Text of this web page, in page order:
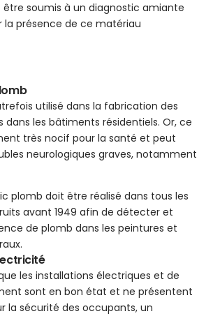
soumis à un diagnostic amiante
présence de ce matériau
utilisé dans la fabrication des
dans les bâtiments résidentiels. Or, ce
très nocif pour la santé et peut
neurologiques graves, notamment
plomb doit être réalisé dans tous les
avant 1949 afin de détecter et
de plomb dans les peintures et
les installations électriques et de
sont en bon état et ne présentent
la sécurité des occupants, un